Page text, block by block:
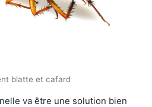
blatte et cafard
va être une solution bien